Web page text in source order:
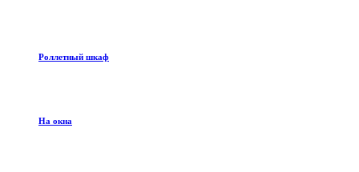
Роллетный шкаф
На окна